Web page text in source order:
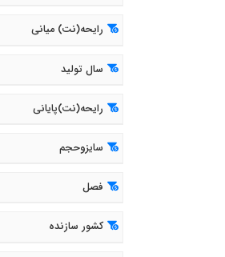
رایحه(نت) میانی
سال تولید
رایحه(نت)پایانی
سایزوحجم
فصل
کشور سازنده